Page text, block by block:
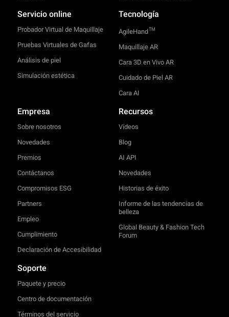
Servicio online
Probador Virtual de Maquillaje
Pruebas Virtuales de Gafas
Análisis de piel
Simulación estética
Tecnología
AgileHandTM
Maquillaje AR
Cara 3D en Vivo AR
Cuidado de Piel AR
Cara AI
Empresa
Sobre nosotros
Novedades
Premios
Contáctanos
Compromisos ESG
Partners
Empleo
Cumplimiento
Declaración de Accesibilidad
Recursos
Vídeos
Blog
AI API
Novedades
Historias de éxito
Informe de las tendencias de
belleza
Global Beauty & Fashion Tech
Forum
Soporte
Paquete y precio
Centro de documentación
Términos del servicio